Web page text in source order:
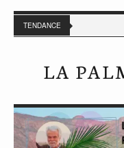
TENDANCE
LA